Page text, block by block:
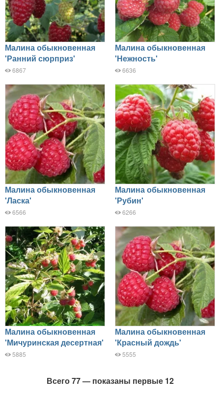
Малина обыкновенная
'Ранний сюрприз'
6867
Малина обыкновенная
'Нежность'
6636
Малина обыкновенная
'Ласка'
6566
Малина обыкновенная
'Рубин'
6266
Малина обыкновенная
'Мичуринская десертная'
5885
Малина обыкновенная
'Красный дождь'
5555
Всего 77 — показаны первые 12